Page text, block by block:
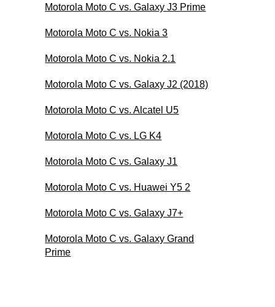
Motorola Moto C vs. Galaxy J3 Prime
Motorola Moto C vs. Nokia 3
Motorola Moto C vs. Nokia 2.1
Motorola Moto C vs. Galaxy J2 (2018)
Motorola Moto C vs. Alcatel U5
Motorola Moto C vs. LG K4
Motorola Moto C vs. Galaxy J1
Motorola Moto C vs. Huawei Y5 2
Motorola Moto C vs. Galaxy J7+
Motorola Moto C vs. Galaxy Grand
Prime